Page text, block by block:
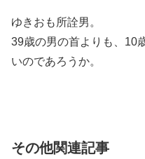
ゆきおも所詮男。
39歳の男の首よりも、10
いのであろうか。
その他関連記事